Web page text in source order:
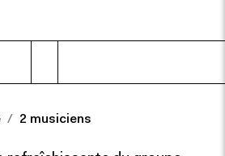
2 musiciens